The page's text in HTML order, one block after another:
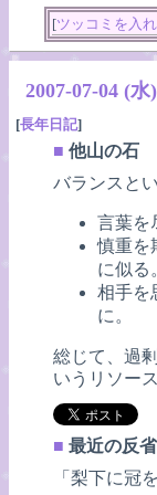
[ツッコミを入
2007-07-04 (水)
[長年日記]
■ 他山の石
バランスと
言葉を
慎重を
に似る
相手を
に。
総じて、過
いうリソー
■ 最近の反省
「梨下に冠